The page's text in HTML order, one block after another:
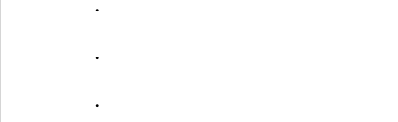
・
・
・